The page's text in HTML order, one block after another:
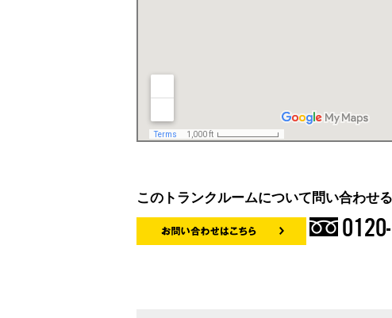
このトランクルームについて問い合わせる